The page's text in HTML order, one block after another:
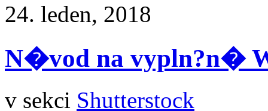
24. leden, 2018
N�vod na vypln?n�
v sekci Shutterstock